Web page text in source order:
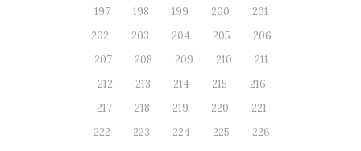
197
198 199 200
201
202
203 204 205
206
207
208 209 210
211
212
213 214 215
216
217
218 219 220
221
222
223 224 225
226